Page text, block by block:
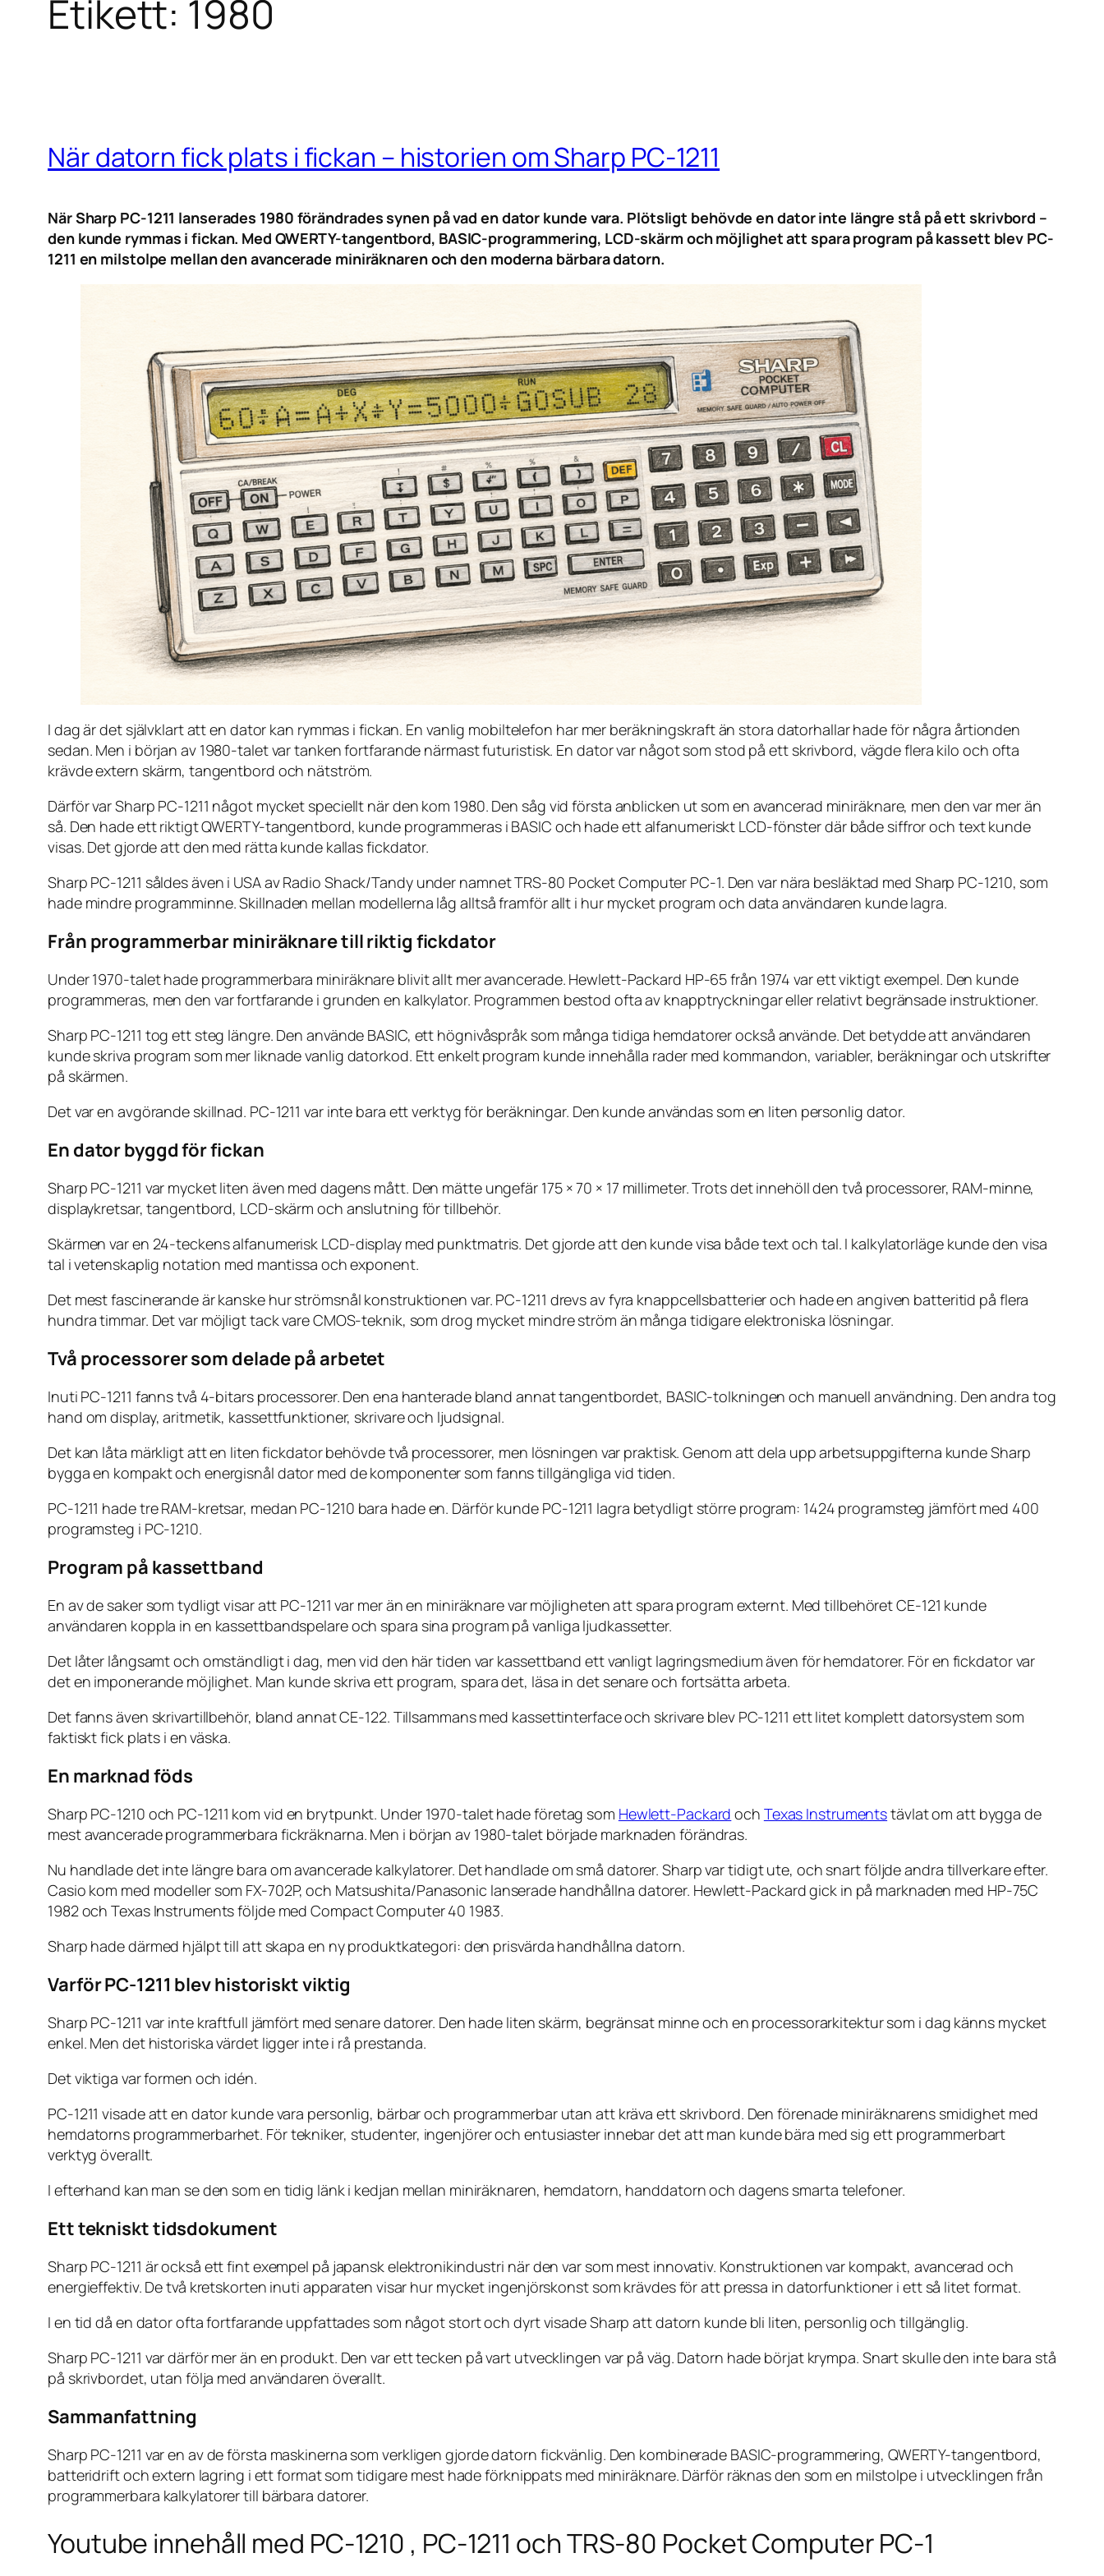
Etikett: 1980
När datorn fick plats i fickan – historien om Sharp PC-1211
När Sharp PC-1211 lanserades 1980 förändrades synen på vad en dator kunde vara. Plötsligt behövde en dator inte längre stå på ett skrivbord –
den kunde rymmas i fickan. Med QWERTY-tangentbord, BASIC-programmering, LCD-skärm och möjlighet att spara program på kassett blev PC-
1211 en milstolpe mellan den avancerade miniräknaren och den moderna bärbara datorn.
I dag är det självklart att en dator kan rymmas i fickan. En vanlig mobiltelefon har mer beräkningskraft än stora datorhallar hade för några årtionden
sedan. Men i början av 1980-talet var tanken fortfarande närmast futuristisk. En dator var något som stod på ett skrivbord, vägde flera kilo och ofta
krävde extern skärm, tangentbord och nätström.
Därför var Sharp PC-1211 något mycket speciellt när den kom 1980. Den såg vid första anblicken ut som en avancerad miniräknare, men den var mer än
så. Den hade ett riktigt QWERTY-tangentbord, kunde programmeras i BASIC och hade ett alfanumeriskt LCD-fönster där både siffror och text kunde
visas. Det gjorde att den med rätta kunde kallas fickdator.
Sharp PC-1211 såldes även i USA av Radio Shack/Tandy under namnet TRS-80 Pocket Computer PC-1. Den var nära besläktad med Sharp PC-1210, som
hade mindre programminne. Skillnaden mellan modellerna låg alltså framför allt i hur mycket program och data användaren kunde lagra.
Från programmerbar miniräknare till riktig fickdator
Under 1970-talet hade programmerbara miniräknare blivit allt mer avancerade. Hewlett-Packard HP-65 från 1974 var ett viktigt exempel. Den kunde
programmeras, men den var fortfarande i grunden en kalkylator. Programmen bestod ofta av knapptryckningar eller relativt begränsade instruktioner.
Sharp PC-1211 tog ett steg längre. Den använde BASIC, ett högnivåspråk som många tidiga hemdatorer också använde. Det betydde att användaren
kunde skriva program som mer liknade vanlig datorkod. Ett enkelt program kunde innehålla rader med kommandon, variabler, beräkningar och utskrifter
på skärmen.
Det var en avgörande skillnad. PC-1211 var inte bara ett verktyg för beräkningar. Den kunde användas som en liten personlig dator.
En dator byggd för fickan
Sharp PC-1211 var mycket liten även med dagens mått. Den mätte ungefär 175 × 70 × 17 millimeter. Trots det innehöll den två processorer, RAM-minne,
displaykretsar, tangentbord, LCD-skärm och anslutning för tillbehör.
Skärmen var en 24-teckens alfanumerisk LCD-display med punktmatris. Det gjorde att den kunde visa både text och tal. I kalkylatorläge kunde den visa
tal i vetenskaplig notation med mantissa och exponent.
Det mest fascinerande är kanske hur strömsnål konstruktionen var. PC-1211 drevs av fyra knappcellsbatterier och hade en angiven batteritid på flera
hundra timmar. Det var möjligt tack vare CMOS-teknik, som drog mycket mindre ström än många tidigare elektroniska lösningar.
Två processorer som delade på arbetet
Inuti PC-1211 fanns två 4-bitars processorer. Den ena hanterade bland annat tangentbordet, BASIC-tolkningen och manuell användning. Den andra tog
hand om display, aritmetik, kassettfunktioner, skrivare och ljudsignal.
Det kan låta märkligt att en liten fickdator behövde två processorer, men lösningen var praktisk. Genom att dela upp arbetsuppgifterna kunde Sharp
bygga en kompakt och energisnål dator med de komponenter som fanns tillgängliga vid tiden.
PC-1211 hade tre RAM-kretsar, medan PC-1210 bara hade en. Därför kunde PC-1211 lagra betydligt större program: 1424 programsteg jämfört med 400
programsteg i PC-1210.
Program på kassettband
En av de saker som tydligt visar att PC-1211 var mer än en miniräknare var möjligheten att spara program externt. Med tillbehöret CE-121 kunde
användaren koppla in en kassettbandspelare och spara sina program på vanliga ljudkassetter.
Det låter långsamt och omständligt i dag, men vid den här tiden var kassettband ett vanligt lagringsmedium även för hemdatorer. För en fickdator var
det en imponerande möjlighet. Man kunde skriva ett program, spara det, läsa in det senare och fortsätta arbeta.
Det fanns även skrivartillbehör, bland annat CE-122. Tillsammans med kassettinterface och skrivare blev PC-1211 ett litet komplett datorsystem som
faktiskt fick plats i en väska.
En marknad föds
Sharp PC-1210 och PC-1211 kom vid en brytpunkt. Under 1970-talet hade företag som Hewlett-Packard och Texas Instrumentstävlat om att bygga de
mest avancerade programmerbara fickräknarna. Men i början av 1980-talet började marknaden förändras.
Nu handlade det inte längre bara om avancerade kalkylatorer. Det handlade om små datorer. Sharp var tidigt ute, och snart följde andra tillverkare efter.
Casio kom med modeller som FX-702P, och Matsushita/Panasonic lanserade handhållna datorer. Hewlett-Packard gick in på marknaden med HP-75C
1982 och Texas Instruments följde med Compact Computer 40 1983.
Sharp hade därmed hjälpt till att skapa en ny produktkategori: den prisvärda handhållna datorn.
Varför PC-1211 blev historiskt viktig
Sharp PC-1211 var inte kraftfull jämfört med senare datorer. Den hade liten skärm, begränsat minne och en processorarkitektur som i dag känns mycket
enkel. Men det historiska värdet ligger inte i rå prestanda.
Det viktiga var formen och idén.
PC-1211 visade att en dator kunde vara personlig, bärbar och programmerbar utan att kräva ett skrivbord. Den förenade miniräknarens smidighet med
hemdatorns programmerbarhet. För tekniker, studenter, ingenjörer och entusiaster innebar det att man kunde bära med sig ett programmerbart
verktyg överallt.
I efterhand kan man se den som en tidig länk i kedjan mellan miniräknaren, hemdatorn, handdatorn och dagens smarta telefoner.
Ett tekniskt tidsdokument
Sharp PC-1211 är också ett fint exempel på japansk elektronikindustri när den var som mest innovativ. Konstruktionen var kompakt, avancerad och
energieffektiv. De två kretskorten inuti apparaten visar hur mycket ingenjörskonst som krävdes för att pressa in datorfunktioner i ett så litet format.
I en tid då en dator ofta fortfarande uppfattades som något stort och dyrt visade Sharp att datorn kunde bli liten, personlig och tillgänglig.
Sharp PC-1211 var därför mer än en produkt. Den var ett tecken på vart utvecklingen var på väg. Datorn hade börjat krympa. Snart skulle den inte bara stå
på skrivbordet, utan följa med användaren överallt.
Sammanfattning
Sharp PC-1211 var en av de första maskinerna som verkligen gjorde datorn fickvänlig. Den kombinerade BASIC-programmering, QWERTY-tangentbord,
batteridrift och extern lagring i ett format som tidigare mest hade förknippats med miniräknare. Därför räknas den som en milstolpe i utvecklingen från
programmerbara kalkylatorer till bärbara datorer.
Youtube innehåll med PC-1210 , PC-1211 och TRS-80 Pocket Computer PC-1